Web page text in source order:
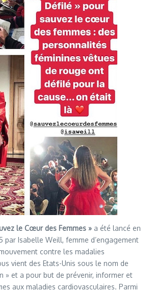
le Cœur des Femmes » a été lancé en
par Isabelle Weill, femme d’engagement
contre les madalies
vient des Etats-Unis sous le nom de
» et a pour but de prévenir, informer et
aux maladies cardiovasculaires. Parmi